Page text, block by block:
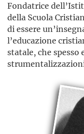
Fondatrice
della Scuola
di essere
l’educazione
statale, che spesso